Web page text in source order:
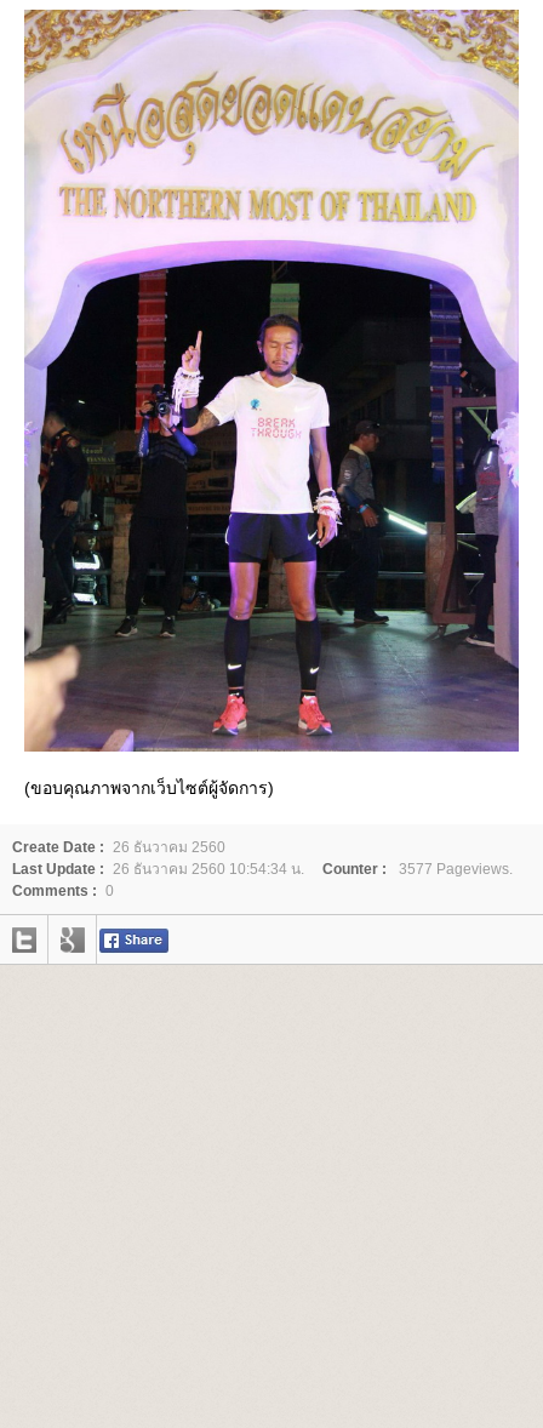
(ขอบคุณภาพจากเว็บไซต์ผู้จัดการ)
Create Date : 26 ธันวาคม 2560
Last Update : 26 ธันวาคม 2560 10:54:34 น. Counter :
3577 Pageviews.
Comments : 0